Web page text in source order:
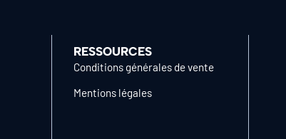
RESSOURCES
Conditions générales de vente
Mentions légales